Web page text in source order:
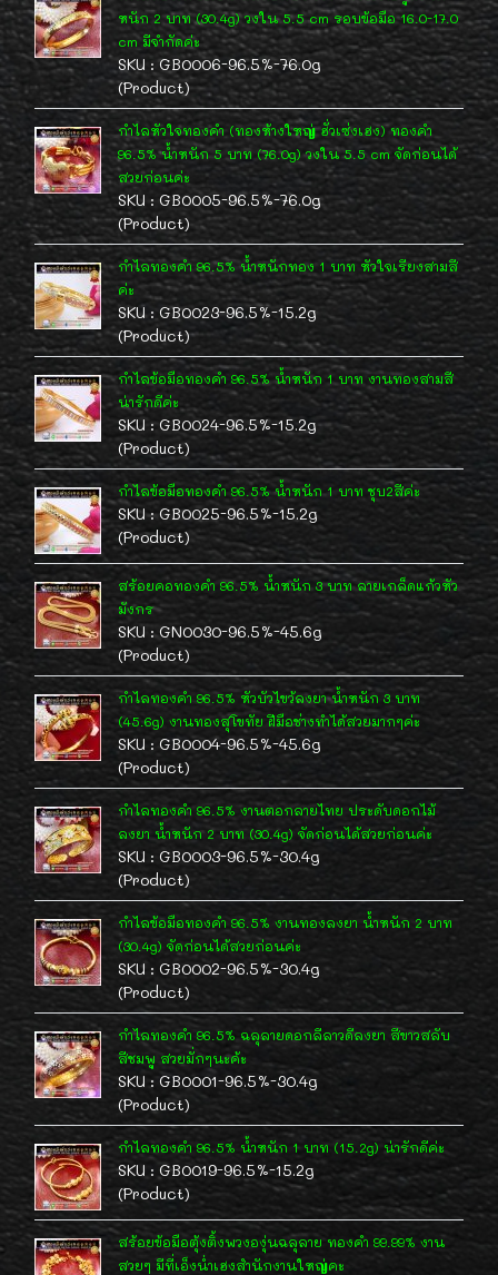
หนัก 2 บาท (30.4g) วงใน 5.5 cm รอบข้อมือ 16.0-17.0
cm มีจำกัดค่ะ
SKU : GB0006-96.5%-76.0g
(Product)
กำไลหัวใจทองคำ (ทองห้างใหญ่ ฮั่วเซ่งเฮง) ทองคำ
96.5% น้ำหนัก 5 บาท (76.0g) วงใน 5.5 cm จัดก่อนได้
สวยก่อนค่ะ
SKU : GB0005-96.5%-76.0g
(Product)
กำไลทองคำ 96.5% น้ำหนักทอง 1 บาท หัวใจเรียงสามสี
ค่ะ
SKU : GB0023-96.5%-15.2g
(Product)
กำไลข้อมือทองคำ 96.5% น้ำหนัก 1 บาท งานทองสามสี
น่ารักดีค่ะ
SKU : GB0024-96.5%-15.2g
(Product)
กำไลข้อมือทองคำ 96.5% น้ำหนัก 1 บาท ชุบ2สีค่ะ
SKU : GB0025-96.5%-15.2g
(Product)
สร้อยคอทองคำ 96.5% น้ำหนัก 3 บาท ลายเกล็ดแก้วหัว
มังกร
SKU : GN0030-96.5%-45.6g
(Product)
กำไลทองคำ 96.5% หัวบัวไขว้ลงยา น้ำหนัก 3 บาท
(45.6g) งานทองสุโขทัย ฝีมือช่างทำได้สวยมากๆค่ะ
SKU : GB0004-96.5%-45.6g
(Product)
กำไลทองคำ 96.5% งานตอกลายไทย ประดับดอกไม้
ลงยา น้ำหนัก 2 บาท (30.4g) จัดก่อนได้สวยก่อนค่ะ
SKU : GB0003-96.5%-30.4g
(Product)
กำไลข้อมือทองคำ 96.5% งานทองลงยา น้ำหนัก 2 บาท
(30.4g) จัดก่อนได้สวยก่อนค่ะ
SKU : GB0002-96.5%-30.4g
(Product)
กำไลทองคำ 96.5% ฉลุลายดอกลีลาวดีลงยา สีขาวสลับ
สีชมพู สวยมั่กๆนะค้ะ
SKU : GB0001-96.5%-30.4g
(Product)
กำไลทองคำ 96.5% น้ำหนัก 1 บาท (15.2g) น่ารักดีค่ะ
SKU : GB0019-96.5%-15.2g
(Product)
สร้อยข้อมือตุ้งติ้งพวงองุ่นฉลุลาย ทองคำ 99.99% งาน
สวยๆ มีที่เอ็งน่ำเฮงสำนักงานใหญ่คะ